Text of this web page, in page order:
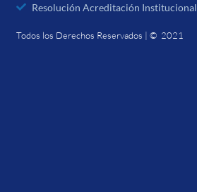
Resolución Acreditación Institucional
Todos los Derechos Reservados | © 2021